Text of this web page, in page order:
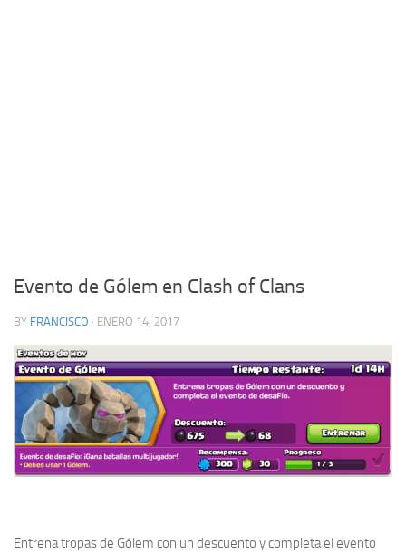
Evento de Gólem en Clash of Clans
BY FRANCISCO · ENERO 14, 2017
Entrena tropas de Gólem con un descuento y completa el evento